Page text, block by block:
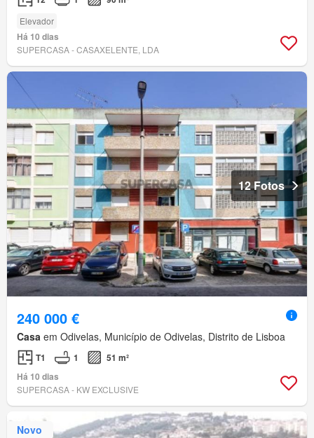
Elevador
Há 10 dias
SUPERCASA - CASAXELENTE, LDA
12 Fotos
240 000 €
Casa em Odivelas, Município de Odivelas, Distrito de Lisboa
T1 1
51 m²
Há 10 dias
SUPERCASA - KW EXCLUSIVE
Novo